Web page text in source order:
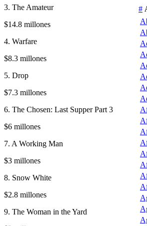
3. The Amateur
$14.8 millones
4. Warfare
$8.3 millones
5. Drop
$7.3 millones
6. The Chosen: Last Supper Part 3
$6 millones
7. A Working Man
$3 millones
8. Snow White
$2.8 millones
9. The Woman in the Yard
#